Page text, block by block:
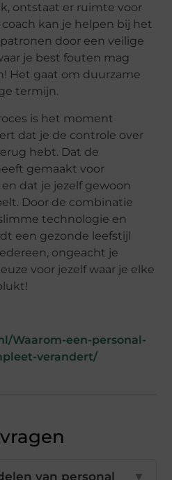
ontstaat er ruimte voor
kan je helpen bij het
door een veilige
je best fouten mag
Het gaat om duurzame
termijn.
is het moment
dat je de controle over
hebt. Dat de
gemaakt voor
dat je jezelf gewoon
Door de combinatie
technologie en
een gezonde leefstijl
ongeacht je
voor jezelf waar je elke
Waarom-een-personal-
verandert/
van personal ▼